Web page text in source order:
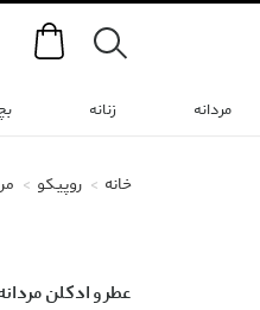
Search
مردانه زنانه
خانه روپیکو
عطر و ادکلن